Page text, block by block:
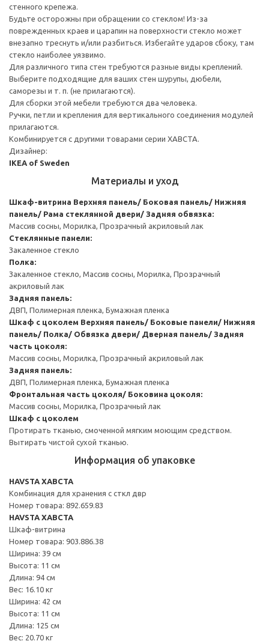
стенного крепежа.
Будьте осторожны при обращении со стеклом! Из-за
поврежденных краев и царапин на поверхности стекло может
внезапно треснуть и/или разбиться. Избегайте ударов сбоку, там
стекло наиболее уязвимо.
Для различного типа стен требуются разные виды креплений.
Выберите подходящие для ваших стен шурупы, дюбели,
саморезы и т. п. (не прилагаются).
Для сборки этой мебели требуются два человека.
Ручки, петли и крепления для вертикального соединения модулей
прилагаются.
Комбинируется с другими товарами серии ХАВСТА.
Дизайнер:
IKEA of Sweden
Материалы и уход
Шкаф-витрина Верхняя панель/ Боковая панель/ Нижняя
панель/ Рама стеклянной двери/ Задняя обвязка:
Массив сосны, Морилка, Прозрачный акриловый лак
Стеклянные панели:
Закаленное стекло
Полка:
Закаленное стекло, Массив сосны, Морилка, Прозрачный
акриловый лак
Задняя панель:
ДВП, Полимерная пленка, Бумажная пленка
Шкаф с цоколем Верхняя панель/ Боковые панели/ Нижняя
панель/ Полка/ Обвязка двери/ Дверная панель/ Задняя
часть цоколя:
Массив сосны, Морилка, Прозрачный акриловый лак
Задняя панель:
ДВП, Полимерная пленка, Бумажная пленка
Фронтальная часть цоколя/ Боковина цоколя:
Массив сосны, Морилка, Прозрачный лак
Шкаф с цоколем
Протирать тканью, смоченной мягким моющим средством.
Вытирать чистой сухой тканью.
Информация об упаковке
HAVSTA ХАВСТА
Комбинация для хранения с сткл двр
Номер товара: 892.659.83
HAVSTA ХАВСТА
Шкаф-витрина
Номер товара: 903.886.38
Ширина: 39 см
Высота: 11 см
Длина: 94 см
Вес: 16.10 кг
Ширина: 42 см
Высота: 11 см
Длина: 125 см
Вес: 20.70 кг